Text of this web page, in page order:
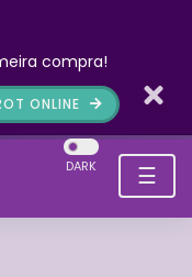
compra!
ONLINE
☰
DARK